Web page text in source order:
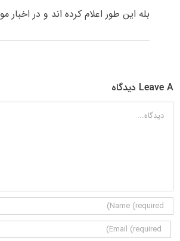
بله این طور اعلام کرده اند و در
Leave A دیدگاه
دیدگاه